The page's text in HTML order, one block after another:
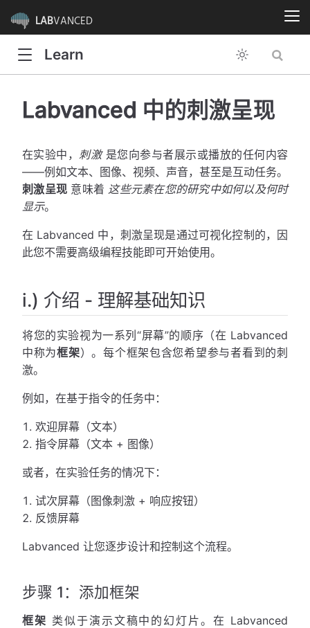
LABVANCED
Learn
Labvanced 中的刺激呈现
在实验中，刺激是您向参与者展示或播放的任何内容
——例如文本、图像、视频、声音，甚至是互动任务。
刺激呈现 意味着 这些元素在您的研究中如何以及何时
显示。
在 Labvanced 中，刺激呈现是通过可视化控制的，因
此您不需要高级编程技能即可开始使用。
i.) 介绍 - 理解基础知识
将您的实验视为一系列“屏幕”的顺序（在 Labvanced
中称为框架）。每个框架包含您希望参与者看到的刺
激。
例如，在基于指令的任务中：
欢迎屏幕（文本）
指令屏幕（文本 + 图像）
或者，在实验任务的情况下：
试次屏幕（图像刺激 + 响应按钮）
反馈屏幕
Labvanced 让您逐步设计和控制这个流程。
步骤 1：添加框架
框架 类似于演示文稿中的幻灯片。在 Labvanced